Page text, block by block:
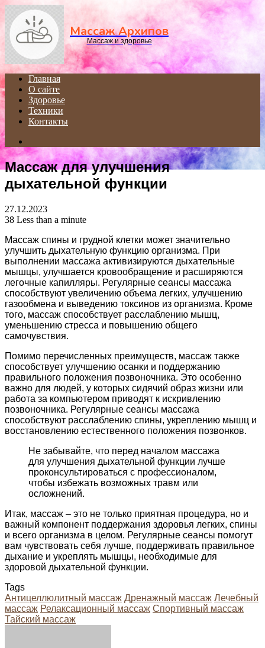
Массаж Архипов
Массаж и здоровье
Главная
О сайте
Здоровье
Техники
Контакты
for
Массаж для улучшения
дыхательной функции
27.12.2023
38 Less than a minute
Массаж спины и грудной клетки может значительно
улучшить дыхательную функцию организма. При
выполнении массажа активизируются дыхательные
мышцы, улучшается кровообращение и расширяются
легочные капилляры. Регулярные сеансы массажа
способствуют увеличению объема легких, улучшению
газообмена и выведению токсинов из организма. Кроме
того, массаж способствует расслаблению мышц,
уменьшению стресса и повышению общего
самочувствия.
Помимо перечисленных преимуществ, массаж также
способствует улучшению осанки и поддержанию
правильного положения позвоночника. Это особенно
важно для людей, у которых сидячий образ жизни или
работа за компьютером приводят к искривлению
позвоночника. Регулярные сеансы массажа
способствуют расслаблению спины, укреплению мышц и
восстановлению естественного положения позвонков.
Не забывайте, что перед началом массажа
для улучшения дыхательной функции лучше
проконсультироваться с профессионалом,
чтобы избежать возможных травм или
осложнений.
Итак, массаж – это не только приятная процедура, но и
важный компонент поддержания здоровья легких, спины
и всего организма в целом. Регулярные сеансы помогут
вам чувствовать себя лучше, поддерживать правильное
дыхание и укреплять мышцы, необходимые для
здоровой дыхательной функции.
Tags
Антицеллюлитный массаж Дренажный массаж Лечебный
массаж Релаксационный массаж Спортивный массаж
Тайский массаж